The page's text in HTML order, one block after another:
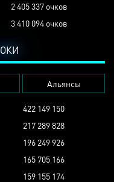
2 405 337 очков
3 410 094 очков
Альянсы
422 149 150
217 289 828
196 249 926
165 705 166
159 155 174